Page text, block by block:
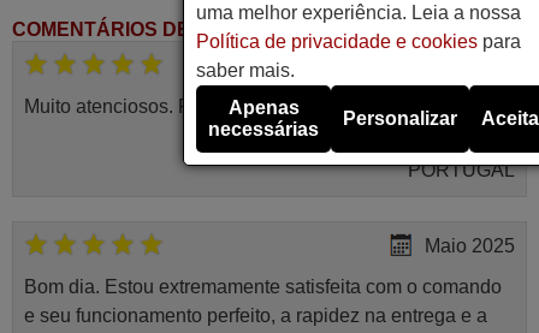
COMENTÁRIOS DE CLIENTES
Muito atenciosos. Funciona na perfeição. Obrigado
PORTUGAL
Maio 2025
Bom dia. Estou extremamente satisfeita com o comando
e seu funcionamento perfeito, a rapidez na entrega e a
uma melhor experiência. Leia a nossa
Política de privacidade e cookiespara
saber mais.
Apenas
necessárias
Personalizar